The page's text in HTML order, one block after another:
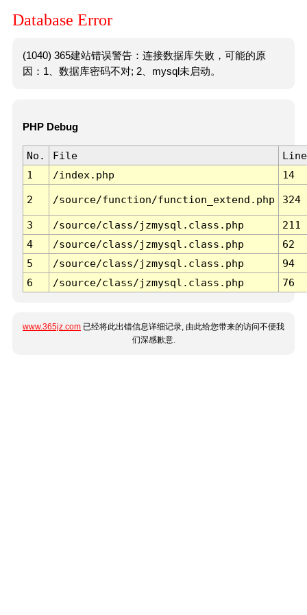
Database Error
(1040) 365建站错误警告：连接数据库失败，可能的原
因：1、数据库密码不对; 2、mysql未启动。
PHP Debug
No. File
Line
1
/index.php 14
2 /source/function/function_extend.php 324
3 /source/class/jzmysql.class.php
211
4
/source/class/jzmysql.class.php
62
5
/source/class/jzmysql.class.php
94
6
/source/class/jzmysql.class.php 76
www.365jz.com 已经将此出错信息详细记录, 由此给您带来的访问不便我
们深感歉意.